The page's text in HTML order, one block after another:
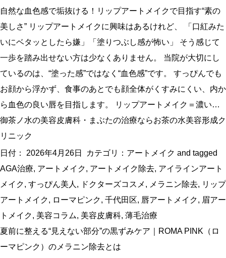
自然な血色感で垢抜ける！リップアートメイクで目指す“素の
美しさ” リップアートメイクに興味はあるけれど、 「口紅みた
いにベタッとしたら嫌」「塗りつぶし感が怖い」 そう感じて
一歩を踏み出せない方は少なくありません。 当院が大切にし
ているのは、“塗った感”ではなく“血色感”です。 すっぴんでも
お顔から浮かず、食事のあとでも顔全体がくすみにくい、内か
ら血色の良い唇を目指します。 リップアートメイク＝濃い…
御茶ノ水の美容皮膚科・まぶたの治療ならお茶の水美容形成ク
リニック
日付： 2026年4月26日 カテゴリ： アートメイク and tagged
AGA治療, アートメイク, アートメイク除去, アイラインアート
メイク, すっぴん美人 , ドクターズコスメ , メラニン除去, リップ
アートメイク, ローマピンク, 千代田区, 唇アートメイク, 眉アー
トメイク, 美容コラム, 美容皮膚科, 薄毛治療
夏前に整える“見えない部分”の黒ずみケア｜ROMA PINK（ロ
ーマピンク）のメラニン除去とは